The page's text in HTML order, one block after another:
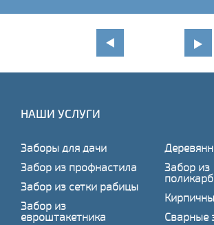
НАШИ УСЛУГИ
Заборы для дачи
Забор из профнастила
Забор из сетки рабицы
Забор из
евроштакетника
Забор из
Сварные